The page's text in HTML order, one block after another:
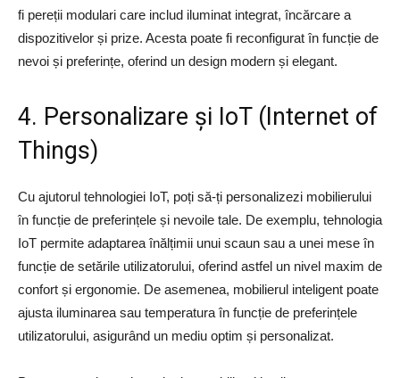
fi pereții modulari care includ iluminat integrat, încărcare a
dispozitivelor și prize. Acesta poate fi reconfigurat în funcție de
nevoi și preferințe, oferind un design modern și elegant.
4. Personalizare și IoT (Internet of
Things)
Cu ajutorul tehnologiei IoT, poți să-ți personalizezi mobilierului
în funcție de preferințele și nevoile tale. De exemplu, tehnologia
IoT permite adaptarea înălțimii unui scaun sau a unei mese în
funcție de setările utilizatorului, oferind astfel un nivel maxim de
confort și ergonomie. De asemenea, mobilierul inteligent poate
ajusta iluminarea sau temperatura în funcție de preferințele
utilizatorului, asigurând un mediu optim și personalizat.